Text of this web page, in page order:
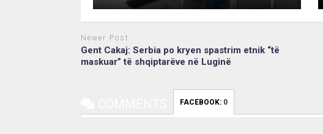
Newer Post
Gent Cakaj: Serbia po kryen spastrim etnik “të
maskuar” të shqiptarëve në Luginë
FACEBOOK: 0